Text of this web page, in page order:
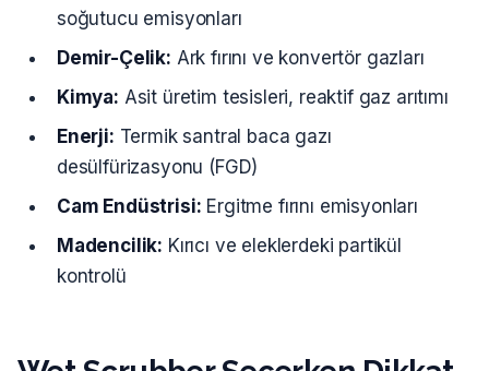
soğutucu emisyonları
Demir-Çelik: Ark fırını ve konvertör gazları
Kimya: Asit üretim tesisleri, reaktif gaz arıtımı
Enerji: Termik santral baca gazı
desülfürizasyonu (FGD)
Cam Endüstrisi: Ergitme fırını emisyonları
Madencilik: Kırıcı ve eleklerdeki partikül
kontrolü